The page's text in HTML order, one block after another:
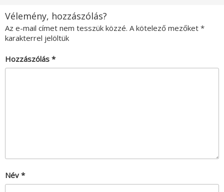
Vélemény, hozzászólás?
Az e-mail címet nem tesszük közzé. A kötelező mezőket *
karakterrel jelöltük
Hozzászólás *
Név *